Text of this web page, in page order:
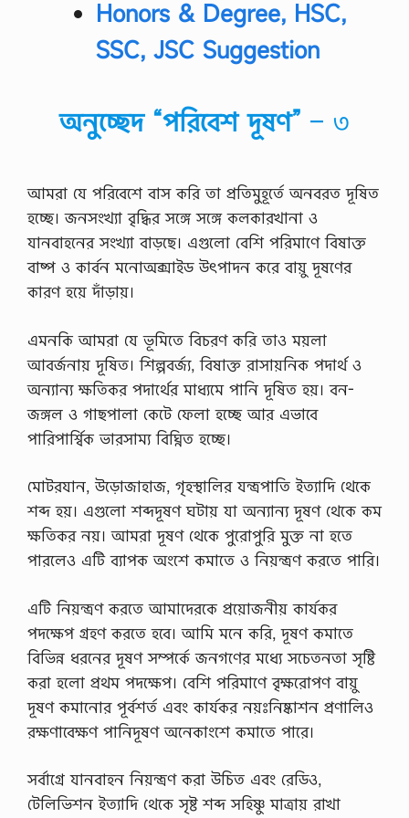
ণ
এ
ম
…
Honors & Degree, HSC,
SSC, JSC Suggestion
অনুচ্ছেদ “পরিবেশ দূষণ” – ৩
আমরা যে পরিবেশে বাস করি তা প্রতিমুহূর্তে অনবরত দূষিত
হচ্ছে। জনসংখ্যা বৃদ্ধির সঙ্গে সঙ্গে কলকারখানা ও
যানবাহনের সংখ্যা বাড়ছে। এগুলো বেশি পরিমাণে বিষাক্ত
বাষ্প ও কার্বন মনোঅক্সাইড উৎপাদন করে বায়ু দূষণের
কারণ হয়ে দাঁড়ায়।
এমনকি আমরা যে ভূমিতে বিচরণ করি তাও ময়লা
আবর্জনায় দূষিত। শিল্পবর্জ্য, বিষাক্ত রাসায়নিক পদার্থ ও
অন্যান্য ক্ষতিকর পদার্থের মাধ্যমে পানি দূষিত হয়। বন-
জঙ্গল ও গাছপালা কেটে ফেলা হচ্ছে আর এভাবে
পারিপার্শ্বিক ভারসাম্য বিঘ্নিত হচ্ছে।
মোটরযান, উড়োজাহাজ, গৃহস্থালির যন্ত্রপাতি ইত্যাদি থেকে
শব্দ হয়। এগুলো শব্দদূষণ ঘটায় যা অন্যান্য দূষণ থেকে কম
ক্ষতিকর নয়। আমরা দূষণ থেকে পুরোপুরি মুক্ত না হতে
পারলেও এটি ব্যাপক অংশে কমাতে ও নিয়ন্ত্রণ করতে পারি।
এটি নিয়ন্ত্রণ করতে আমাদেরকে প্রয়োজনীয় কার্যকর
পদক্ষেপ গ্রহণ করতে হবে। আমি মনে করি, দূষণ কমাতে
বিভিন্ন ধরনের দূষণ সম্পর্কে জনগণের মধ্যে সচেতনতা সৃষ্টি
করা হলো প্রথম পদক্ষেপ। বেশি পরিমাণে বৃক্ষরোপণ বায়ু
দূষণ কমানোর পূর্বশর্ত এবং কার্যকর নয়ঃনিষ্কাশন প্রণালিও
রক্ষণাবেক্ষণ পানিদূষণ অনেকাংশে কমাতে পারে।
সর্বাগ্রে যানবাহন নিয়ন্ত্রণ করা উচিত এবং রেডিও,
টেলিভিশন ইত্যাদি থেকে সৃষ্ট শব্দ সহিষ্ণু মাত্রায় রাখা